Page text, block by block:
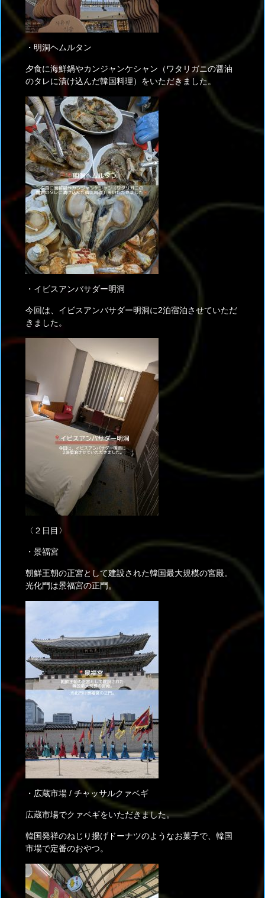
・明洞ヘムルタン
夕食に海鮮鍋やカンジャンケシャン（ワタリガニの醤油
のタレに漬け込んだ韓国料理）をいただきました。
・イビスアンバサダー明洞
今回は、イビスアンバサダー明洞に2泊宿泊させていただ
きました。
〈２日目〉
・景福宮
朝鮮王朝の正宮として建設された韓国最大規模の宮殿。
光化門は景福宮の正門。
・広蔵市場 / チャッサルクァベギ
広蔵市場でクァベギをいただきました。
韓国発祥のねじり揚げドーナツのようなお菓子で、韓国
市場で定番のおやつ。